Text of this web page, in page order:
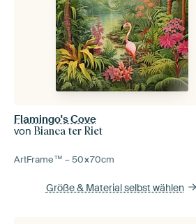
Flamingo's Cove
vonBianca ter Riet
ArtFrame™ –50×70cm
Größe & Material selbst wählen